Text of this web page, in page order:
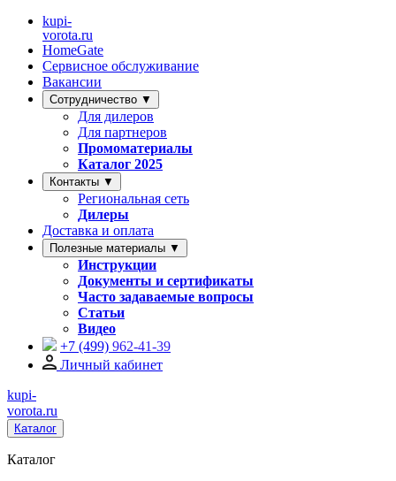
kupi-
vorota.ru
HomeGate
Сервисное обслуживание
Вакансии
Сотрудничество ▼
Для дилеров
Для партнеров
Промоматериалы
Каталог 2025
Контакты ▼
Региональная сеть
Дилеры
Доставка и оплата
Полезные материалы ▼
Инструкции
Документы и сертификаты
Часто задаваемые вопросы
Статьи
Видео
+7 (499) 962-41-39
Личный кабинет
kupi-
vorota.ru
Каталог
Каталог